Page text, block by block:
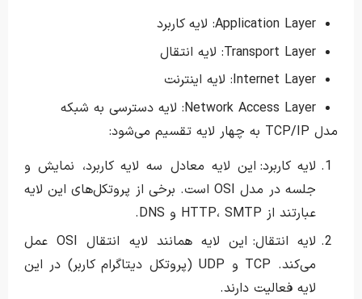
Application Layer: لایه کاربرد
Transport Layer: لایه انتقال
Internet Layer: لایه اینترنت
Network Access Layer: لایه دسترسی به شبکه
مدل TCP/IP به چهار لایه تقسیم می‌شود:
لایه کاربرد: این لایه معادل سه لایه کاربرد، نمایش و
جلسه در مدل OSI است. برخی از پروتکل‌های این لایه
عبارتند از HTTP، SMTP و DNS.
لایه انتقال: این لایه همانند لایه انتقال OSI عمل
می‌کند. TCP و UDP (پروتکل دیتاگرام کاربر) در این
لایه فعالیت دارند.